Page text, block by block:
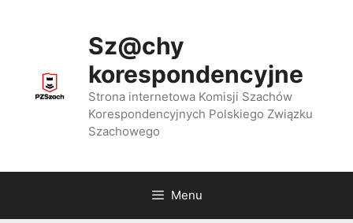
Sz@chy
korespondencyjne
Strona internetowa Komisji Szachów
Korespondencyjnych Polskiego Związku
Szachowego
Menu